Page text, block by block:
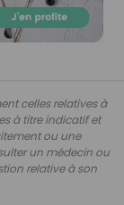
celles relatives à
à titre indicatif et
ou une
un médecin ou
relative à son